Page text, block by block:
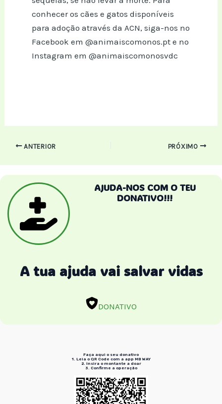
conhecer os cães e gatos disponíveis
para adoção através da ACN, siga-nos no
Facebook em @animaiscomonos.pt e no
Instagram em @animaiscomonosvdc
Post ANTERIOR PRÓXIMO
AJUDA-NOS COM O TEU
DONATIVO!!!
A tua ajuda vai salvar vidas
DONATIVO
Faça aqui o seu donativo
1. Leia o QR Code com a app MB WAY
2. Insira o montante a doar
3. Confirme a operação